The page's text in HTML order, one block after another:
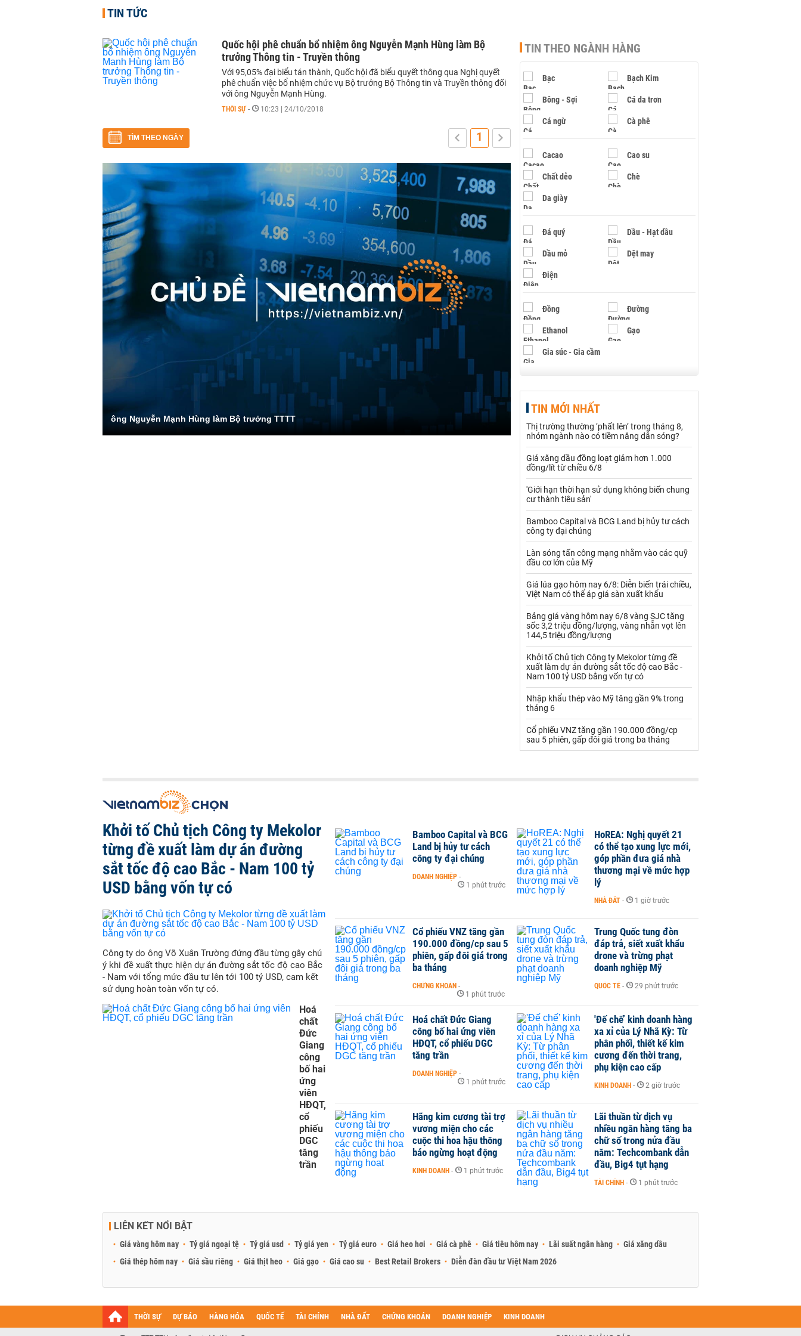
TIN TỨC
Quốc hội phê chuẩn bổ nhiệm ông Nguyễn Mạnh Hùng làm Bộ
trưởng Thông tin - Truyền thông
Với 95,05% đại biểu tán thành, Quốc hội đã biểu quyết thông qua Nghị quyết
phê chuẩn việc bổ nhiệm chức vụ Bộ trưởng Bộ Thông tin và Truyền thông đối
với ông Nguyễn Mạnh Hùng.
THỜI SỰ - 10:23 | 24/10/2018
TÌM THEO NGÀY 1
ông Nguyễn Mạnh Hùng làm Bộ trưởng TTTT
TIN THEO NGÀNH HÀNG
Bạc Bạch Kim
Bông - Sợi Cá da trơn
Cá ngừ Cà phê
Cacao Cao su
Chất dẻo Chè
Da giày
Đá quý Dầu - Hạt dầu
Dầu mỏ Dệt may
Điện
Đồng Đường
Ethanol Gạo
Gia súc - Gia cầm
Hạt điều
Khí đốt
Kim loại khác Mắc ca
Muối Ngũ cốc
Palladium Phân bón
Rau - Củ -Quả
Sữa
Than Thức ăn chăn nuôi
Thủy hải sản khác
Vàng
VLXD khác Xăng dầu
Xi măng - Clynker
TIN MỚI NHẤT
Thị trường thường ‘phất lên’ trong tháng 8,
nhóm ngành nào có tiềm năng dẫn sóng?
Giá xăng dầu đồng loạt giảm hơn 1.000
đồng/lít từ chiều 6/8
'Giới hạn thời hạn sử dụng không biến chung
cư thành tiêu sản'
Bamboo Capital và BCG Land bị hủy tư cách
công ty đại chúng
Làn sóng tấn công mạng nhằm vào các quỹ
đầu cơ lớn của Mỹ
Giá lúa gạo hôm nay 6/8: Diễn biến trái chiều,
Việt Nam có thể áp giá sàn xuất khẩu
Bảng giá vàng hôm nay 6/8 vàng SJC tăng
sốc 3,2 triệu đồng/lượng, vàng nhẫn vọt lên
144,5 triệu đồng/lượng
Khởi tố Chủ tịch Công ty Mekolor từng đề
xuất làm dự án đường sắt tốc độ cao Bắc -
Nam 100 tỷ USD bằng vốn tự có
Nhập khẩu thép vào Mỹ tăng gần 9% trong
tháng 6
Cổ phiếu VNZ tăng gần 190.000 đồng/cp
sau 5 phiên, gấp đôi giá trong ba tháng
Khởi tố Chủ tịch Công ty Mekolor
từng đề xuất làm dự án đường
sắt tốc độ cao Bắc - Nam 100 tỷ
USD bằng vốn tự có
Công ty do ông Võ Xuân Trường đứng đầu từng gây chú
ý khi đề xuất thực hiện dự án đường sắt tốc độ cao Bắc
- Nam với tổng mức đầu tư lên tới 100 tỷ USD, cam kết
sử dụng hoàn toàn vốn tự có.
Hoá
chất
Đức
Giang
công
bố hai
ứng
viên
HĐQT,
cổ
phiếu
DGC
tăng
trần
Bamboo Capital và BCG
Land bị hủy tư cách
công ty đại chúng
DOANH NGHIỆP -
1 phút trước
HoREA: Nghị quyết 21
có thể tạo xung lực mới,
góp phần đưa giá nhà
thương mại về mức hợp
lý
NHÀ ĐẤT - 1 giờ trước
Cổ phiếu VNZ tăng gần
190.000 đồng/cp sau 5
phiên, gấp đôi giá trong
ba tháng
CHỨNG KHOÁN -
1 phút trước
Trung Quốc tung đòn
đáp trả, siết xuất khẩu
drone và trừng phạt
doanh nghiệp Mỹ
QUỐC TẾ - 29 phút trước
Hoá chất Đức Giang
công bố hai ứng viên
HĐQT, cổ phiếu DGC
tăng trần
DOANH NGHIỆP -
1 phút trước
'Đế chế’ kinh doanh hàng
xa xỉ của Lý Nhã Kỳ: Từ
phân phối, thiết kế kim
cương đến thời trang,
phụ kiện cao cấp
KINH DOANH - 2 giờ trước
Hãng kim cương tài trợ
vương miện cho các
cuộc thi hoa hậu thông
báo ngừng hoạt động
KINH DOANH - 1 phút trước
Lãi thuần từ dịch vụ
nhiều ngân hàng tăng ba
chữ số trong nửa đầu
năm: Techcombank dẫn
đầu, Big4 tụt hạng
TÀI CHÍNH - 1 phút trước
LIÊN KẾT NỔI BẬT
Giá vàng hôm nay Tỷ giá ngoại tệ Tỷ giá usd Tỷ giá yen Tỷ giá euro Giá heo hơi Giá cà phê Giá tiêu hôm nay Lãi suất ngân hàng
Giá xăng dầu
Giá thép hôm nay
Giá sầu riêng Giá thịt heo Giá gạo Giá cao su Best Retail Brokers Diễn đàn đầu tư Việt Nam 2026
THỜI SỰ DỰ BÁO HÀNG HÓA QUỐC TẾ TÀI CHÍNH NHÀ ĐẤT CHỨNG KHOÁN DOANH NGHIỆP KINH DOANH